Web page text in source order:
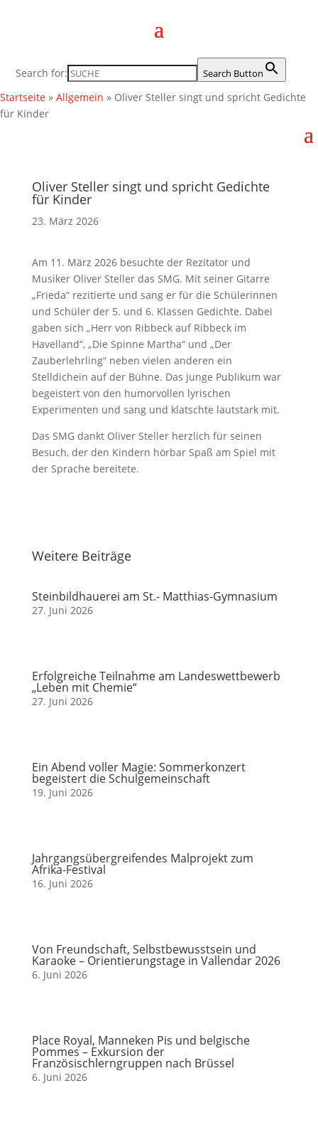
Search for: Search Button
Startseite » Allgemein » Oliver Steller singt und spricht Gedichte
für Kinder
Oliver Steller singt und spricht Gedichte
für Kinder
23. März 2026
Am 11. März 2026 besuchte der Rezitator und
Musiker Oliver Steller das SMG. Mit seiner Gitarre
„Frieda“ rezitierte und sang er für die Schülerinnen
und Schüler der 5. und 6. Klassen Gedichte. Dabei
gaben sich „Herr von Ribbeck auf Ribbeck im
Havelland“, „Die Spinne Martha“ und „Der
Zauberlehrling“ neben vielen anderen ein
Stelldichein auf der Bühne. Das junge Publikum war
begeistert von den humorvollen lyrischen
Experimenten und sang und klatschte lautstark mit.
Das SMG dankt Oliver Steller herzlich für seinen
Besuch, der den Kindern hörbar Spaß am Spiel mit
der Sprache bereitete.
Weitere Beiträge
Steinbildhauerei am St.- Matthias-Gymnasium
27. Juni 2026
Erfolgreiche Teilnahme am Landeswettbewerb
„Leben mit Chemie“
27. Juni 2026
Ein Abend voller Magie: Sommerkonzert
begeistert die Schulgemeinschaft
19. Juni 2026
Jahrgangsübergreifendes Malprojekt zum
Afrika-Festival
16. Juni 2026
Von Freundschaft, Selbstbewusstsein und
Karaoke – Orientierungstage in Vallendar 2026
6. Juni 2026
Place Royal, Manneken Pis und belgische
Pommes – Exkursion der
Französischlerngruppen nach Brüssel
6. Juni 2026